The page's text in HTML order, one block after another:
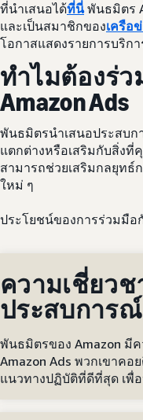
ที่นำเสนอได้ที่นี่พันธมิตร
และเป็นสมาชิกของเครือ
โอกาสแสดงรายการบริก
ทำไมต้องร่
Amazon Ads
พันธมิตรนำเสนอประสบ
แตกต่างหรือเสริมกับสิ่ง
สามารถช่วยเสริมกลยุท
ใหม่ ๆ
ประโยชน์ของการร่วมมือ
ความเชี่ยว
ประสบการณ์
พันธมิตรของ Amazon มี
Amazon Ads พวกเขาค
แนวทางปฏิบัติที่ดีที่สุด เพื่